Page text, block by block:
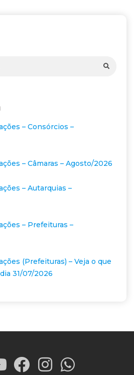
– Consórcios –
– Câmaras – Agosto/2026
– Autarquias –
– Prefeituras –
(Prefeituras) – Veja o que
31/07/2026